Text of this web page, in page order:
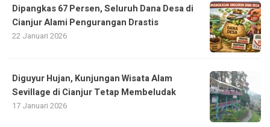
Dipangkas 67 Persen, Seluruh Dana Desa di
Cianjur Alami Pengurangan Drastis
22 Januari 2026
Diguyur Hujan, Kunjungan Wisata Alam
Sevillage di Cianjur Tetap Membeludak
17 Januari 2026